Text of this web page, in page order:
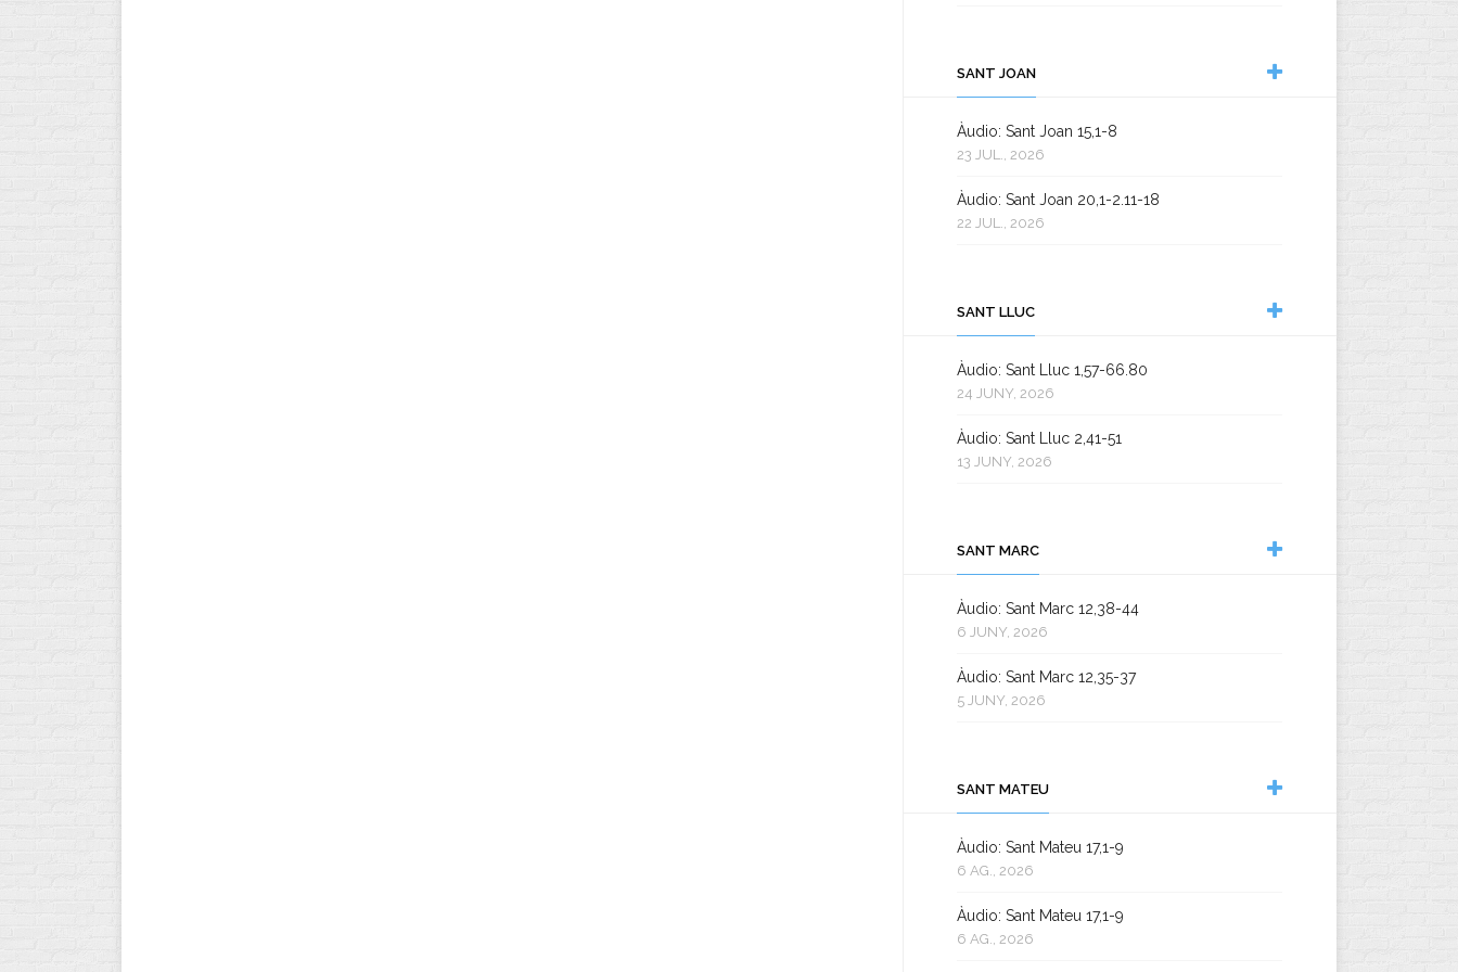
SANT JOAN
Àudio: Sant Joan 15,1-8
23 JUL., 2026
Àudio: Sant Joan 20,1-2.11-18
22 JUL., 2026
SANT LLUC
Àudio: Sant Lluc 1,57-66.80
24 JUNY, 2026
Àudio: Sant Lluc 2,41-51
13 JUNY, 2026
SANT MARC
Àudio: Sant Marc 12,38-44
6 JUNY, 2026
Àudio: Sant Marc 12,35-37
5 JUNY, 2026
SANT MATEU
Àudio: Sant Mateu 17,1-9
6 AG., 2026
Àudio: Sant Mateu 17,1-9
6 AG., 2026